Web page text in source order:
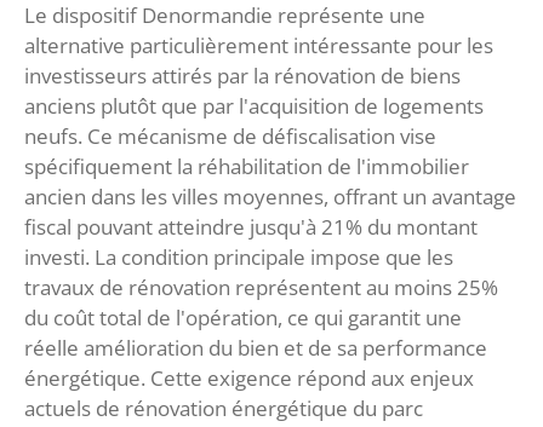
Le dispositif Denormandie représente une
alternative particulièrement intéressante pour les
investisseurs attirés par la rénovation de biens
anciens plutôt que par l'acquisition de logements
neufs. Ce mécanisme de défiscalisation vise
spécifiquement la réhabilitation de l'immobilier
ancien dans les villes moyennes, offrant un avantage
fiscal pouvant atteindre jusqu'à 21% du montant
investi. La condition principale impose que les
travaux de rénovation représentent au moins 25%
du coût total de l'opération, ce qui garantit une
réelle amélioration du bien et de sa performance
énergétique. Cette exigence répond aux enjeux
actuels de rénovation énergétique du parc